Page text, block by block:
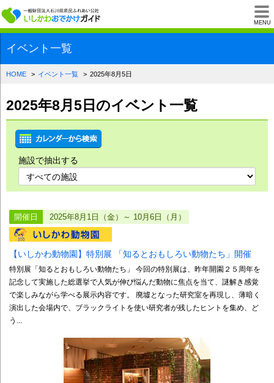
MENU
一般財団法人石川
イベント一覧
HOME イベント一覧 2025年8月5日
2025年8月5日のイベント一覧
施設で抽出する
開催日 2025年8月1日（金）～ 10月6日（月）
【いしかわ動物園】特別展 「知るとおもしろい動物たち」開催
特別展「知るとおもしろい動物たち」 今回の特別展は、昨年開園２５周年を
記念して実施した総選挙で人気が伸び悩んだ動物に焦点を当て、謎解き感覚
で楽しみながら学べる展示内容です。 廃墟となった研究室を再現し、薄暗く
演出した会場内で、ブラックライトを使い研究者が残したヒントを集め、ど
う...